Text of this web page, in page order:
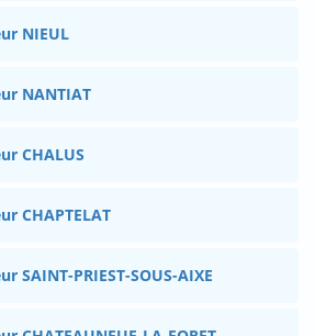
NIEUL
NANTIAT
CHALUS
CHAPTELAT
SAINT-PRIEST-SOUS-AIXE